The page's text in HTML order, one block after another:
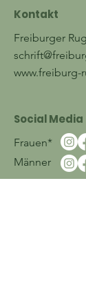
Kontakt
Freiburger
www.freiburg-
Social Media
Frauen*
Männer